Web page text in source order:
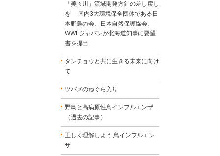
「美々川」流域開発方針の差し戻し
を― 国内3大環境保全団体である日
本野鳥の会、日本自然保護協会、
WWFジャパンが北海道知事に要望
書を提出
タンチョウと共に生きる未来に向け
て
ツバメのねぐら入り
野鳥と高病原性鳥インフルエンザ
（過去の記事）
正しく理解しよう 鳥インフルエン
ザ